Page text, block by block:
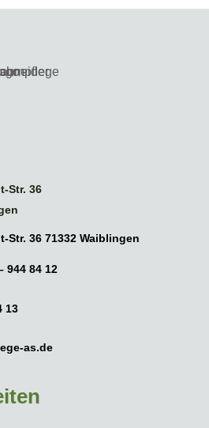
Str. 36
Str. 36 71332 Waiblingen
944 84 12
13
as.de